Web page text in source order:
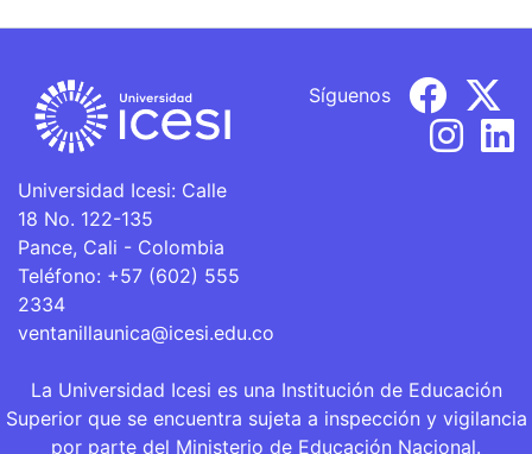
Universidad Icesi: Calle
18 No. 122-135
Pance, Cali - Colombia
Teléfono: +57 (602) 555
2334
ventanillaunica@icesi.edu.co
Síguenos
La Universidad Icesi es una Institución de Educación
Superior que se encuentra sujeta a inspección y vigilancia
por parte del Ministerio de Educación Nacional.